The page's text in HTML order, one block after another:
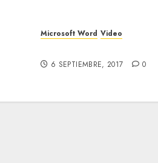
Microsoft Word Video
6 SEPTIEMBRE, 2017 0